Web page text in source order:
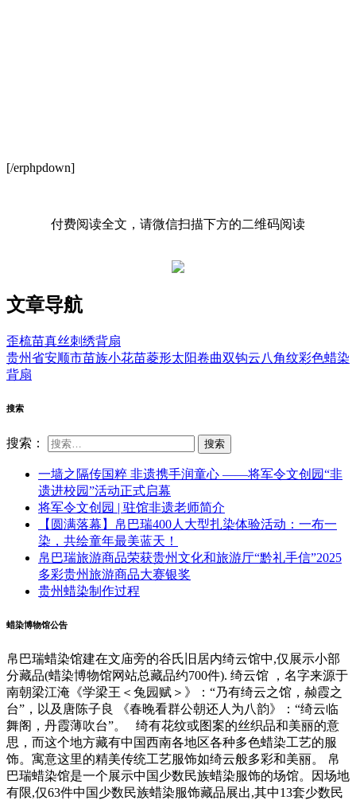
[/erphpdown]
付费阅读全文，请微信扫描下方的二维码阅读
文章导航
歪梳苗真丝刺绣背扇
贵州省安顺市苗族小花苗菱形太阳卷曲双钩云八角纹彩色蜡染
背扇
搜索
搜索：
一墙之隔传国粹 非遗携手润童心 ——将军令文创园“非
遗进校园”活动正式启幕
将军令文创园 | 驻馆非遗老师简介
【圆满落幕】帛巴瑞400人大型扎染体验活动：一布一
染，共绘童年最美蓝天！
帛巴瑞旅游商品荣获贵州文化和旅游厅“黔礼手信”2025
多彩贵州旅游商品大赛银奖
贵州蜡染制作过程
蜡染博物馆公告
帛巴瑞蜡染馆建在文庙旁的谷氏旧居内绮云馆中,仅展示小部
分藏品(蜡染博物馆网站总藏品约700件). 绮云馆 ，名字来源于
南朝梁江淹《学梁王＜兔园赋＞》：“乃有绮云之馆，赪霞之
台”，以及唐陈子良 《春晚看群公朝还人为八韵》：“绮云临
舞阁，丹霞薄吹台”。 绮有花纹或图案的丝织品和美丽的意
思，而这个地方藏有中国西南各地区各种多色蜡染工艺的服
饰。寓意这里的精美传统工艺服饰如绮云般多彩和美丽。 帛
巴瑞蜡染馆是一个展示中国少数民族蜡染服饰的场馆。因场地
有限,仅63件中国少数民族蜡染服饰藏品展出,其中13套少数民